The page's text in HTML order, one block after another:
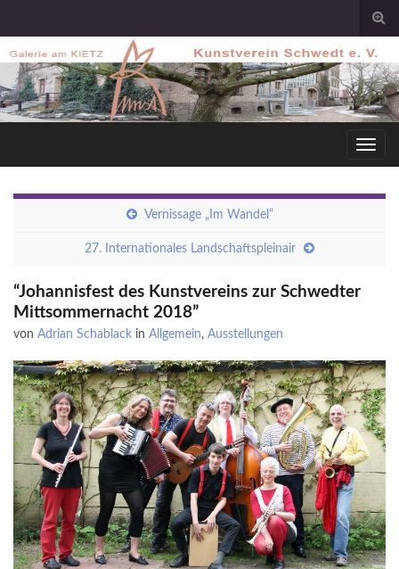
Vernissage „Im Wandel“
27. Internationales Landschaftspleinair
“Johannisfest des Kunstvereins zur Schwedter
Mittsommernacht 2018”
von Adrian Schablack in Allgemein, Ausstellungen